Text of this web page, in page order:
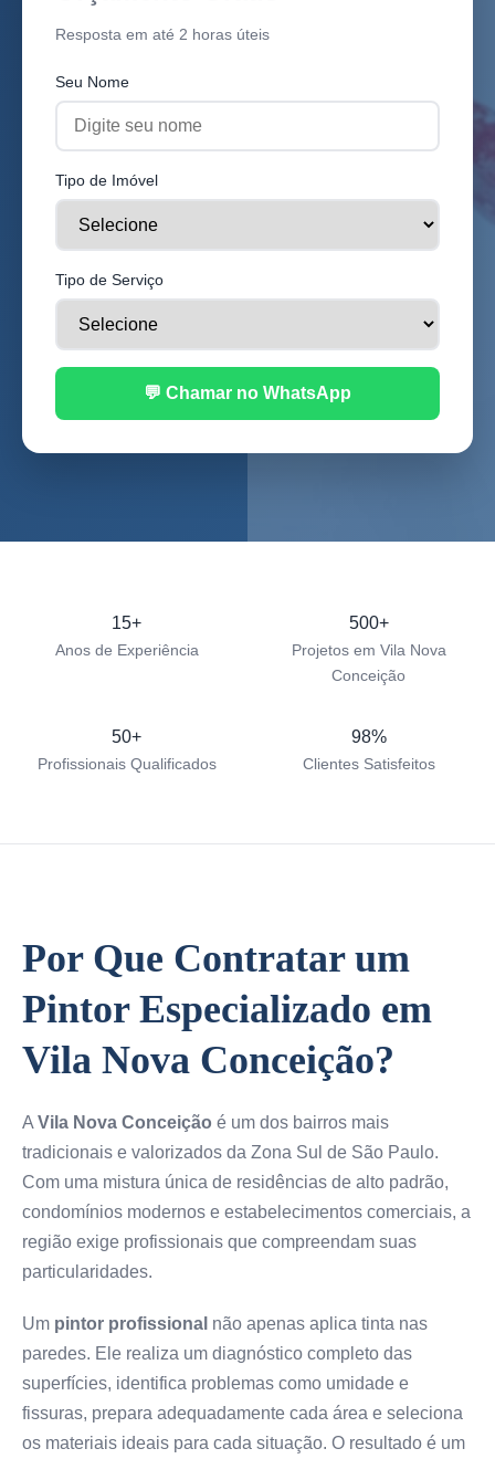
Resposta em até 2 horas úteis
Seu Nome
Tipo de Imóvel
Tipo de Serviço
💬 Chamar no WhatsApp
15+
Anos de Experiência
500+
Projetos em Vila Nova
Conceição
50+
Profissionais Qualificados
98%
Clientes Satisfeitos
Por Que Contratar um
Pintor Especializado em
Vila Nova Conceição?
A Vila Nova Conceição é um dos bairros mais
tradicionais e valorizados da Zona Sul de São Paulo.
Com uma mistura única de residências de alto padrão,
condomínios modernos e estabelecimentos comerciais, a
região exige profissionais que compreendam suas
particularidades.
Um pintor profissional não apenas aplica tinta nas
paredes. Ele realiza um diagnóstico completo das
superfícies, identifica problemas como umidade e
fissuras, prepara adequadamente cada área e seleciona
os materiais ideais para cada situação. O resultado é um